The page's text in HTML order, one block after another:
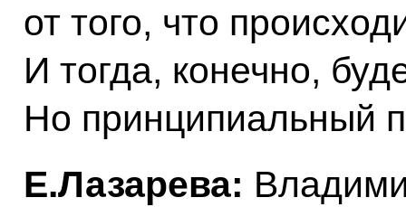
от того, что
И тогда, конечно,
Но принципиальный
Е.Лазарева: